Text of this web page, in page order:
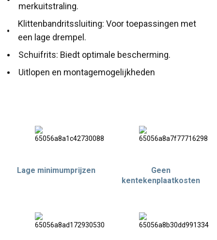
merkuitstraling.
Klittenbandritssluiting: Voor toepassingen met
een lage drempel.
Schuifrits: Biedt optimale bescherming.
Uitlopen en montagemogelijkheden
Lage minimumprijzen
Geen
kentekenplaatkosten